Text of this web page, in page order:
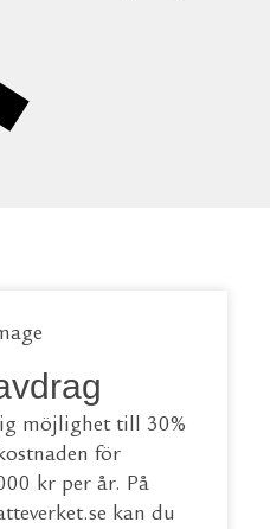
möjlighet till 30%
för
kr per år. På
kan du